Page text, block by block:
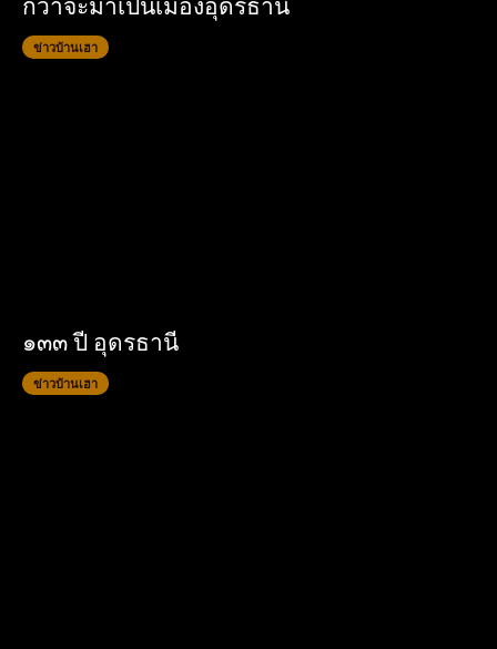
กว่าจะมาเป็นเมืองอุดรธานี
ข่าวบ้านเฮา
๑๓๓ ปี อุดรธานี
ข่าวบ้านเฮา